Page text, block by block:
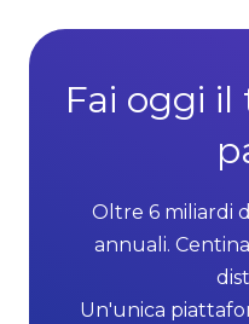
Fai oggi
Oltre 6 miliardi
annuali.
Un'unica